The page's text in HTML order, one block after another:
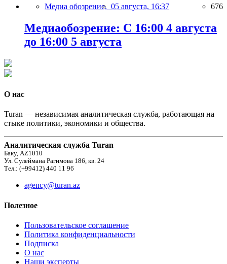
Медиа обозрение, 05 августа, 16:37 676
Медиаобозрение: С 16:00 4 августа
до 16:00 5 августа
О нас
Turan — независимая аналитическая служба, работающая на
стыке политики, экономики и общества.
Аналитическая служба Turan
Баку, AZ1010
Ул. Сулеймана Рагимова 186, кв. 24
Тел.: (+99412) 440 11 96
agency@turan.az
Полезное
Пользовательское соглашение
Политика конфиденциальности
Подписка
О нас
Наши эксперты